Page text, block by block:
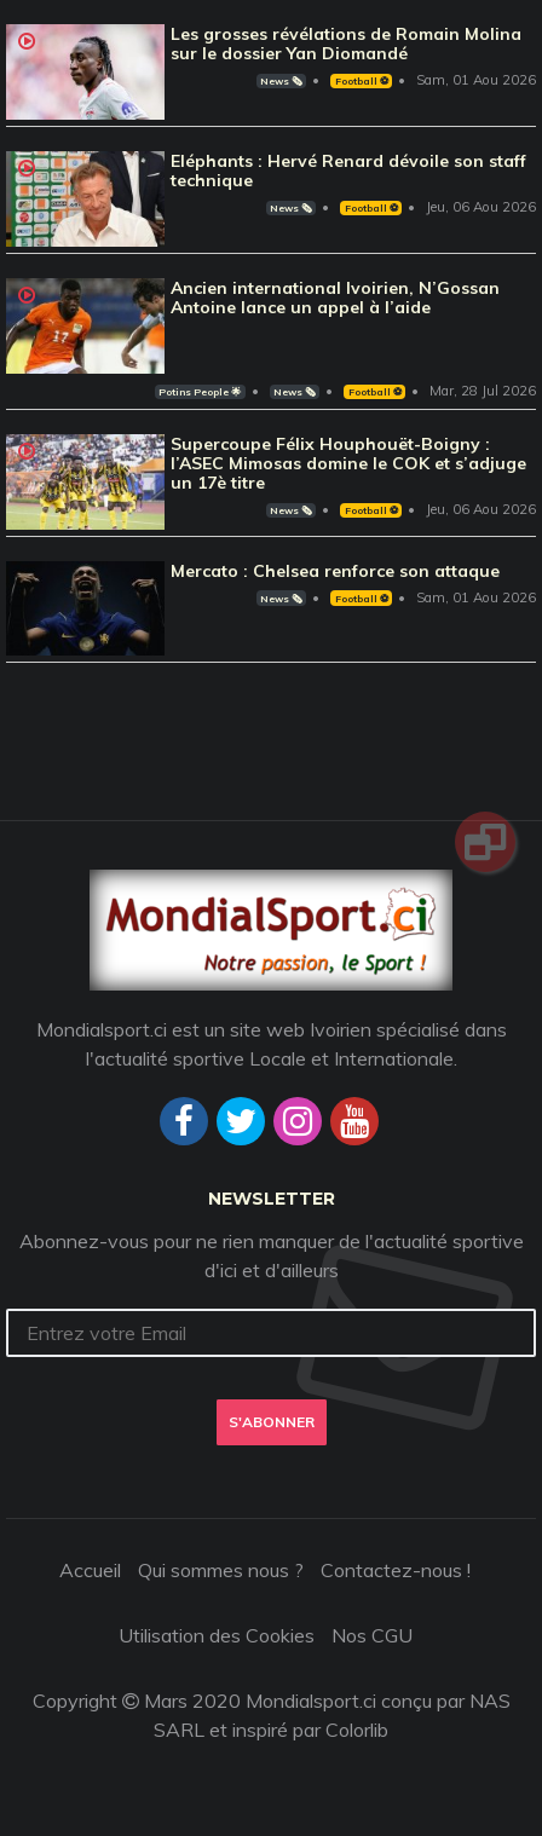
Les grosses révélations de Romain Molina
sur le dossier Yan Diomandé
News 🗞️ Football ⚽️ Sam, 01 Aou 2026
Eléphants : Hervé Renard dévoile son staff
technique
News 🗞️ Football ⚽️ Jeu, 06 Aou 2026
Ancien international Ivoirien, N’Gossan
Antoine lance un appel à l’aide
Potins People 🌟 News 🗞️ Football ⚽️ Mar, 28 Jul 2026
Supercoupe Félix Houphouët-Boigny :
l’ASEC Mimosas domine le COK et s’adjuge
un 17è titre
News 🗞️ Football ⚽️ Jeu, 06 Aou 2026
Mercato : Chelsea renforce son attaque
News 🗞️ Football ⚽️ Sam, 01 Aou 2026
Mondialsport.ci est un site web Ivoirien spécialisé dans
l'actualité sportive Locale et Internationale.
NEWSLETTER
Abonnez-vous pour ne rien manquer de l'actualité sportive
d'ici et d'ailleurs
S'ABONNER
Accueil Qui sommes nous ? Contactez-nous !
Utilisation des Cookies Nos CGU
Copyright
Mars 2020 Mondialsport.ci conçu par NAS
SARL et inspiré parColorlib